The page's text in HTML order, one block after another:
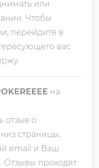
или
Чтобы
перейдите в
вас
на
отзыв о
страницы,
email и Ваш
Отзывы проходят